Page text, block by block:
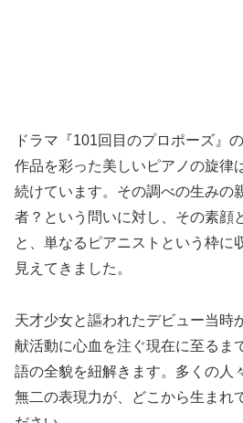
ドラマ『101回目のプロポーズ』
作品を彩った美しいピアノの旋律
続けています。その調べの生みの
者？という問いに対し、その素顔
と、単なるピアニストという枠に
見えてきました。
天才少女と謳われたデビュー当時
献活動に心血を注ぐ現在に至るま
語の全貌を紐解きます。多くの人
無二の表現力が、どこから生まれ